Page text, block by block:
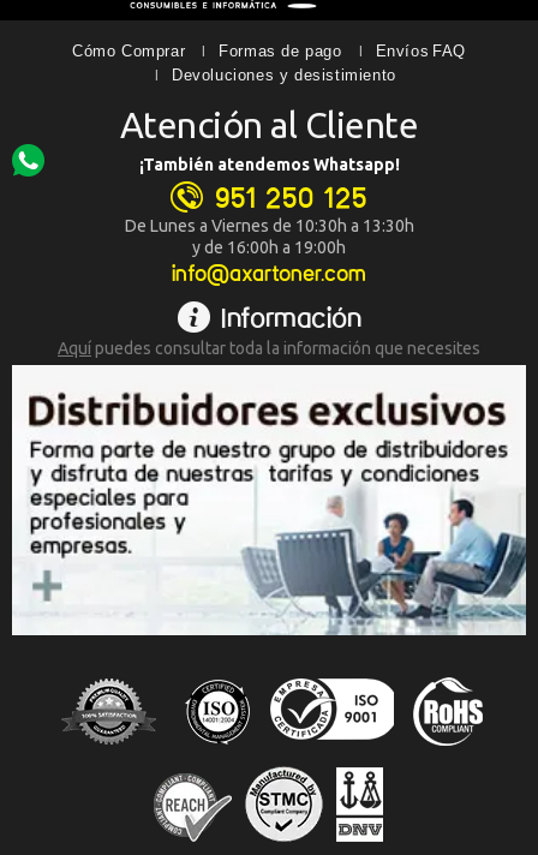
Cómo Comprar Formas de pago Envíos FAQ
Devoluciones y desistimiento
Atención al Cliente
¡También atendemos Whatsapp!
951 250 125
De Lunes a Viernes de 10:30h a 13:30h
y de 16:00h a 19:00h
info@axartoner.com
Información
Aquípuedes consultar toda la información que necesites